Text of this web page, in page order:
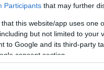
Participants that may further
that this website/app uses one
but not limited to your
to Google and its third-party
consent section.
ellenére is, hogy
pozitív és rugalmas ember.
mit és miért